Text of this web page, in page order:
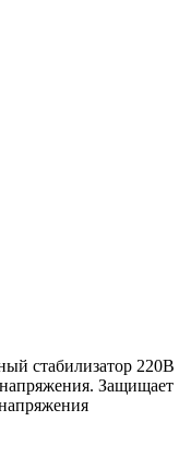
стабилизатор 220В
Защищает